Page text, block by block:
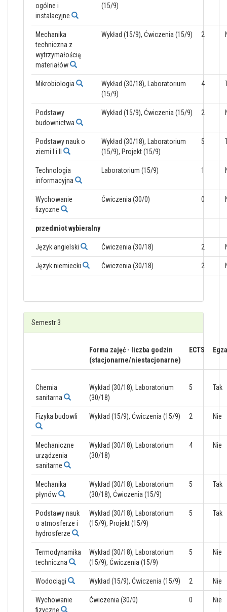
ogólne i
instalacyjne
(15/9)
Mechanika
techniczna z
wytrzymałością
materiałów
Wykład (15/9), Ćwiczenia (15/9) 2
Mikrobiologia
Wykład (30/18), Laboratorium
(15/9)
4
Podstawy
budownictwa
Wykład (15/9), Ćwiczenia (15/9) 2
Podstawy nauk o
ziemi I i II
Wykład (30/18), Laboratorium
(15/9), Projekt (15/9)
5
Technologia
informacyjna
Laboratorium (15/9) 1
Wychowanie
fizyczne
Ćwiczenia (30/0) 0
przedmiot wybieralny
Język angielski Ćwiczenia (30/18) 2
Język niemiecki Ćwiczenia (30/18) 2
Semestr 3
Forma zajęć - liczba godzin
(stacjonarne/niestacjonarne)
ECTS
Chemia
sanitarna
Wykład (30/18), Laboratorium
(30/18)
5 Tak
Fizyka budowli Wykład (15/9), Ćwiczenia (15/9) 2 Nie
Mechaniczne
urządzenia
sanitarne
Wykład (30/18), Laboratorium
(30/18)
4 Nie
Mechanika
płynów
Wykład (30/18), Laboratorium
(30/18), Ćwiczenia (15/9)
5 Tak
Podstawy nauk
o atmosferze i
hydrosferze
Wykład (30/18), Laboratorium
(15/9), Projekt (15/9)
5 Tak
Termodynamika
techniczna
Wykład (30/18), Laboratorium
(15/9), Ćwiczenia (15/9)
5 Nie
Wodociągi Wykład (15/9), Ćwiczenia (15/9) 2 Nie
Wychowanie
fizyczne
Ćwiczenia (30/0) 0 Nie